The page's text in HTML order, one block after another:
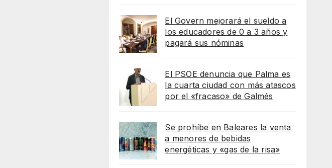
El Govern mejorará el sueldo a
los educadores de 0 a 3 años y
pagará sus nóminas
El PSOE denuncia que Palma es
la cuarta ciudad con más atascos
por el «fracaso» de Galmés
Se prohíbe en Baleares la venta
a menores de bebidas
energéticas y «gas de la risa»